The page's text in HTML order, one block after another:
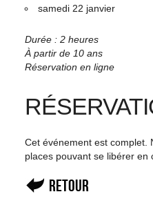
samedi 22 janvier
Durée : 2 heures
À partir de 10 ans
Réservation en ligne
Cet événement est complet.
places pouvant se libérer en
Retour